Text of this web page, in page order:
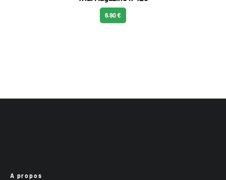
6.90 €
A propos